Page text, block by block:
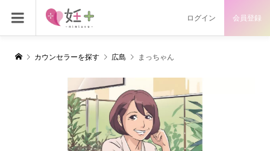
ログイン 会員登録
カウンセラーを探す 広島 まっちゃん